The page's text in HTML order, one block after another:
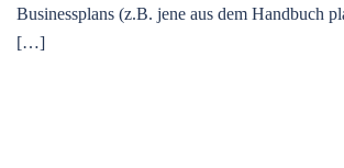
Businessplans (z.B. jene aus dem Handbuch
[…]